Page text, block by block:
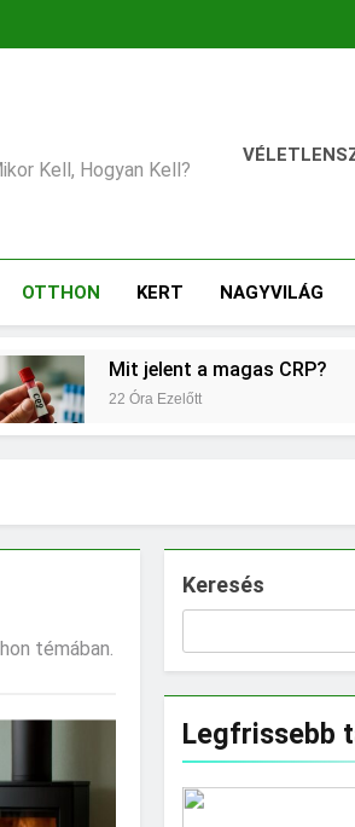
Kell, Hogyan Kell?
OTTHON KERT NAGYVILÁG
Mit jelent a magas CRP?
22 Óra Ezelőtt
kell mosni?
témában.
Keresés
Legfrissebb